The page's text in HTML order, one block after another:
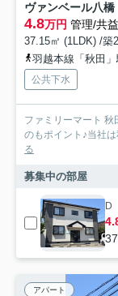
ヴァンベール八橋
4.8万円 管理/共
37.15㎡ (1LDK) /築
羽越本線「秋田
公共下水
ファミリーマート
のもポイント♪当社
る
募集中の部屋
D
アパート